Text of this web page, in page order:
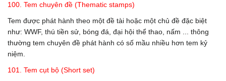
100. Tem chuyên đề (Thematic stamps)
Tem được phát hành theo một đề tài hoặc một chủ đề đặc biệt
như: WWF, thú tiền sử, bóng đá, đại hội thể thao, nấm ... thông
thường tem chuyên đề phát hành có số mầu nhiều hơn tem kỷ
niệm.
101. Tem cụt bộ (Short set)